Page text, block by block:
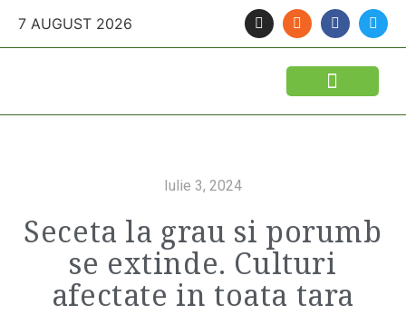
7 AUGUST 2026
Iulie 3, 2024
Seceta la grau si porumb
se extinde. Culturi
afectate in toata tara